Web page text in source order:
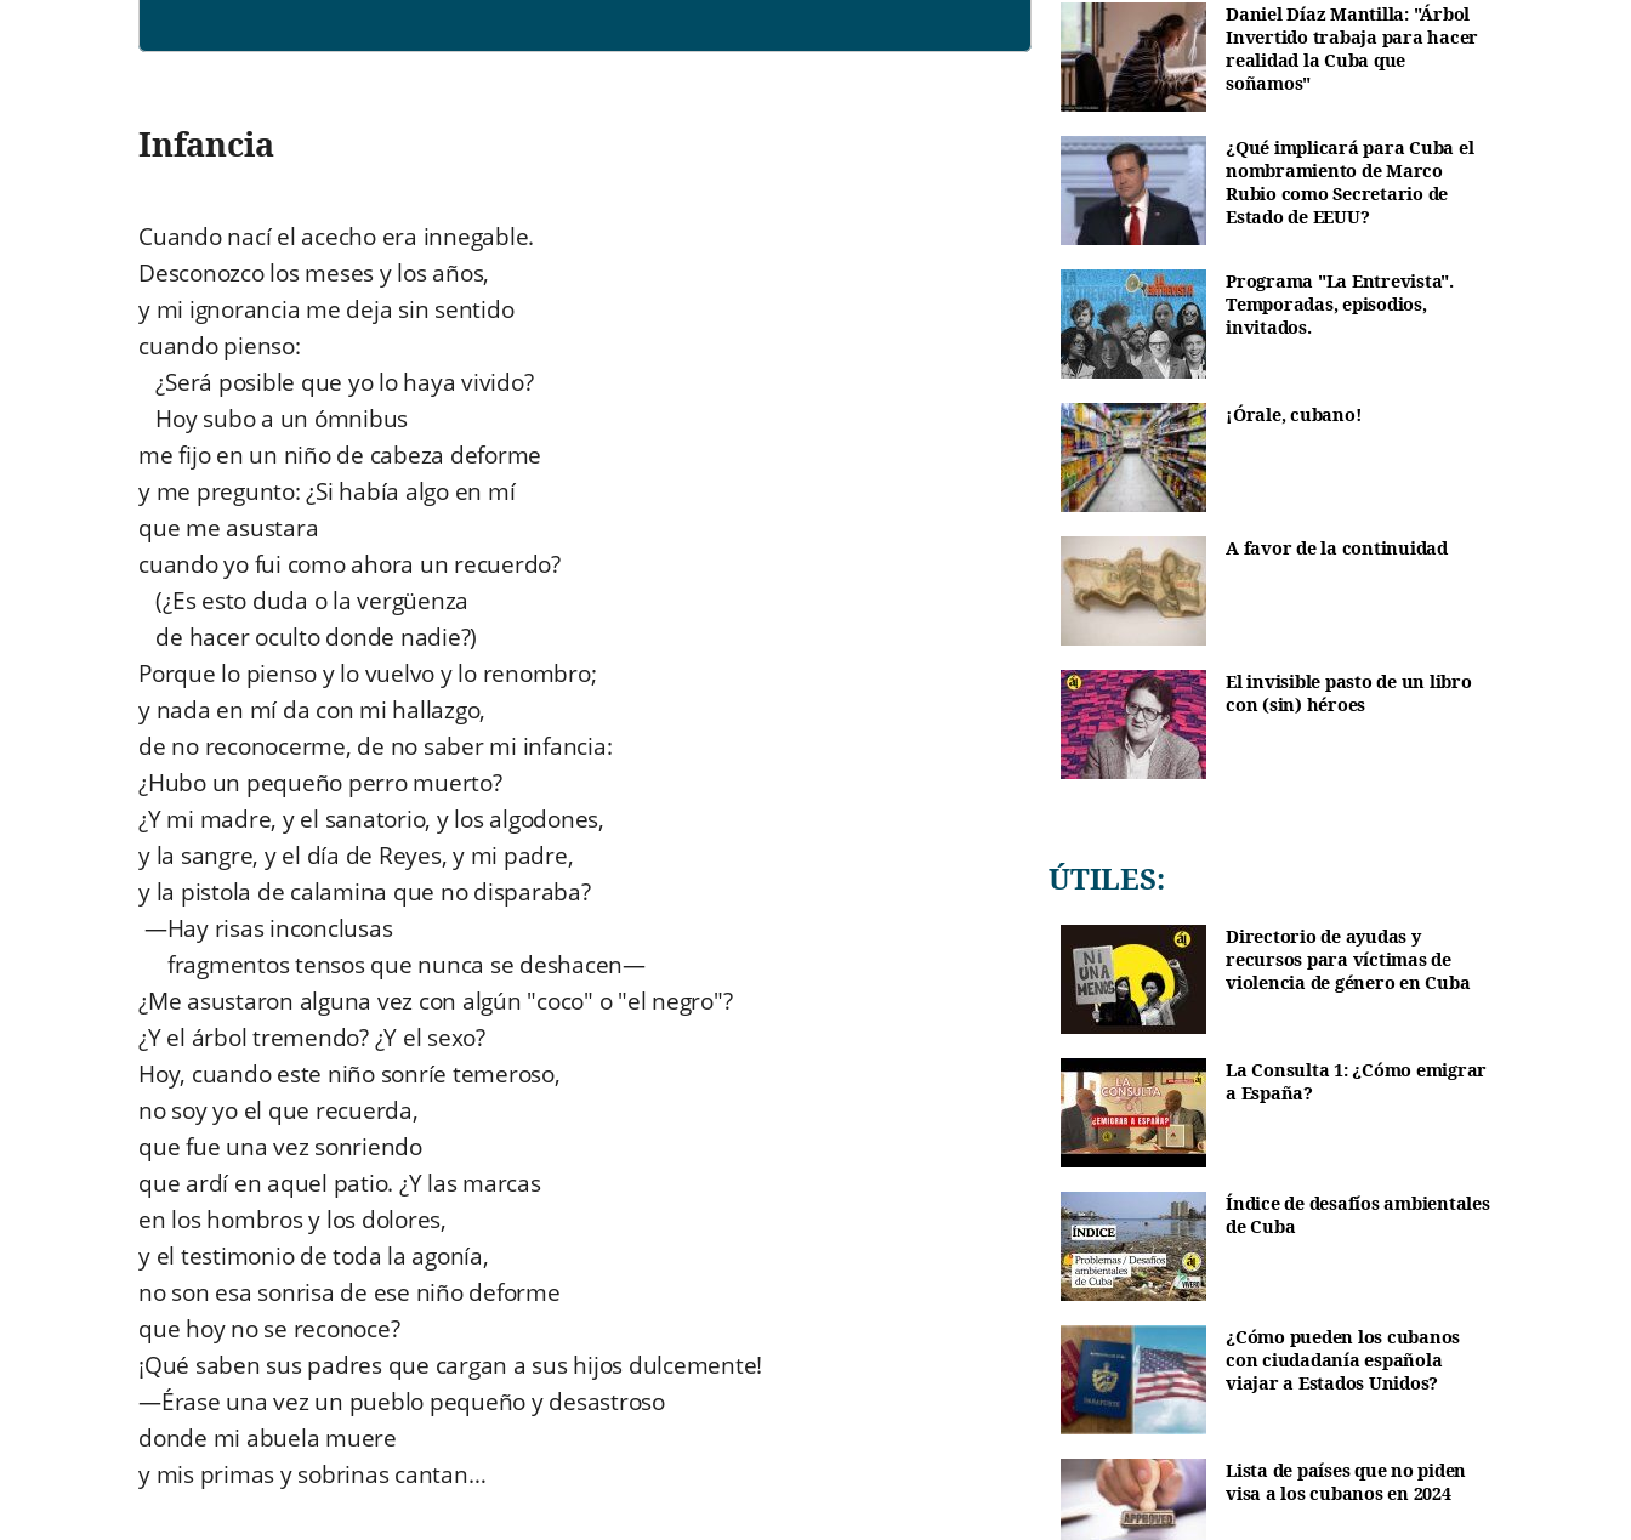
Infancia
Cuando nací el acecho era innegable.
Desconozco los meses y los años,
y mi ignorancia me deja sin sentido
cuando pienso:
¿Será posible que yo lo haya vivido?
Hoy subo a un ómnibus
me fijo en un niño de cabeza deforme
y me pregunto: ¿Si había algo en mí
que me asustara
cuando yo fui como ahora un recuerdo?
(¿Es esto duda o la vergüenza
de hacer oculto donde nadie?)
Porque lo pienso y lo vuelvo y lo renombro;
y nada en mí da con mi hallazgo,
de no reconocerme, de no saber mi infancia:
¿Hubo un pequeño perro muerto?
¿Y mi madre, y el sanatorio, y los algodones,
y la sangre, y el día de Reyes, y mi padre,
y la pistola de calamina que no disparaba?
—Hay risas inconclusas
fragmentos tensos que nunca se deshacen—
¿Me asustaron alguna vez con algún "coco" o "el negro"?
¿Y el árbol tremendo? ¿Y el sexo?
Hoy, cuando este niño sonríe temeroso,
no soy yo el que recuerda,
que fue una vez sonriendo
que ardí en aquel patio. ¿Y las marcas
en los hombros y los dolores,
y el testimonio de toda la agonía,
no son esa sonrisa de ese niño deforme
que hoy no se reconoce?
¡Qué saben sus padres que cargan a sus hijos dulcemente!
—Érase una vez un pueblo pequeño y desastroso
donde mi abuela muere
y mis primas y sobrinas cantan…
Daniel Díaz Mantilla: "Árbol
Invertido trabaja para hacer
realidad la Cuba que
soñamos"
¿Qué implicará para Cuba el
nombramiento de Marco
Rubio como Secretario de
Estado de EEUU?
Programa "La Entrevista".
Temporadas, episodios,
invitados.
¡Órale, cubano!
A favor de la continuidad
El invisible pasto de un libro
con (sin) héroes
ÚTILES:
Directorio de ayudas y
recursos para víctimas de
violencia de género en Cuba
La Consulta 1: ¿Cómo emigrar
a España?
Índice de desafíos ambientales
de Cuba
¿Cómo pueden los cubanos
con ciudadanía española
viajar a Estados Unidos?
Lista de países que no piden
visa a los cubanos en 2024